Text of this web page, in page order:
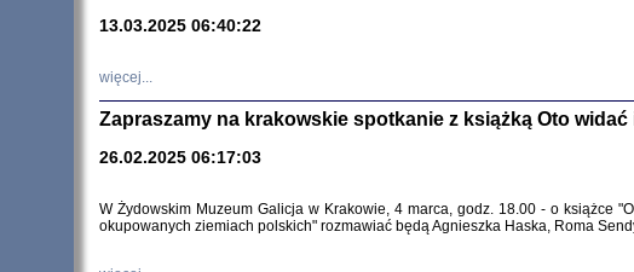
TYLEŚMY
Dziennik
13.03.2025 06:40:22
więcej...
Zapraszamy na krakowskie spotkanie z książką Oto widać
26.02.2025 06:17:03
W Żydowskim Muzeum Galicja w Krakowie, 4 marca, godz. 18.00 - o książce
okupowanych ziemiach polskich" rozmawiać będą Agnieszka Haska, Roma